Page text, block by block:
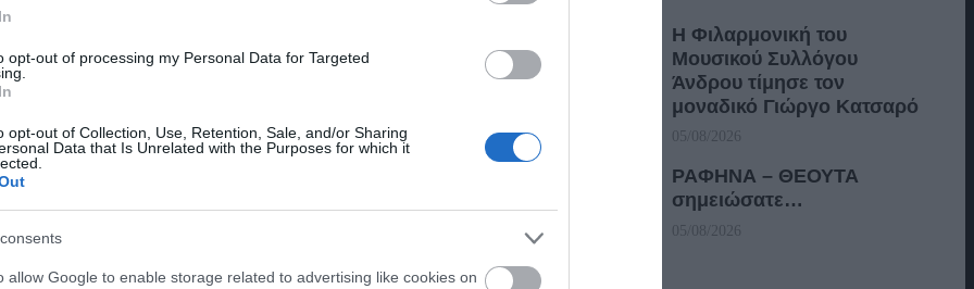
opt-out of processing my Personal Data for Targeted
opt-out of Collection, Use, Retention, Sale, and/or Sharing
Data that Is Unrelated with the Purposes for which it
allow Google to enable storage related to advertising like cookies on
του στην Ευρώπη και στην Τήνο.
στη πρώτη νιότη μου. Όταν φοιτητής
μαγική εισαγωγή σε μια γνωριμία και μια
στο πλοίο για την Τήνο. Συνεχίστηκε στο
δίπλα στο δημοτικό μουσείο που αναφέρεται σε
μουσείο για να στεγάσει μεγάλο μέρος του έργου του.
αναφορά με αυτό.
Η Φιλαρμονική του
Μουσικού Συλλόγου
Άνδρου τίμησε τον
μοναδικό Γιώργο Κατσαρό
05/08/2026
ΡΑΦΗΝΑ – ΘΕΟΥΤΑ
σημειώσατε…
05/08/2026